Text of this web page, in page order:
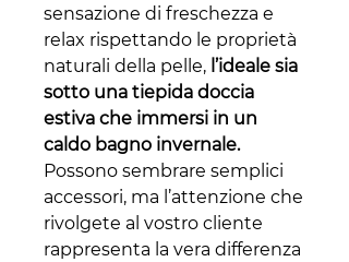
sensazione di freschezza e
relax rispettando le proprietà
naturali della pelle, l’ideale sia
sotto una tiepida doccia
estiva che immersi in un
caldo bagno invernale.
Possono sembrare semplici
accessori, ma l’attenzione che
rivolgete al vostro cliente
rappresenta la vera differenza